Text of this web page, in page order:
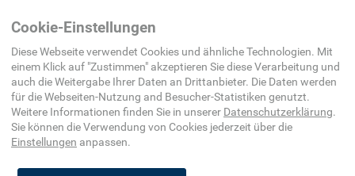
Befestigungsmittel,
Beschlag
Wirkbreite, mm
Höhe des Riemens, mm
Länge, mm
Cookie-Einstellungen
Diese Webseite verwendet Cookies und ähnliche Technologien. Mit
einem Klick auf "Zustimmen" akzeptieren Sie diese Verarbeitung und
auch die Weitergabe Ihrer Daten an Drittanbieter. Die Daten werden
für dieWebseiten-Nutzung and Besucher-Statistiken genutzt.
Weitere Informationen finden Sie in unserer Datenschutzerklärung.
Sie können die Verwendung von Cookies jederzeit über die
Einstellungen anpassen.